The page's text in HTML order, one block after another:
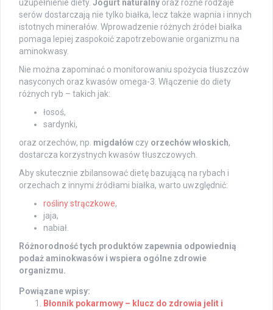
uzupełnienie diety. Jogurt naturalny oraz różne rodzaje
serów dostarczają nie tylko białka, lecz także wapnia i innych
istotnych minerałów. Wprowadzenie różnych źródeł białka
pomaga lepiej zaspokoić zapotrzebowanie organizmu na
aminokwasy.
Nie można zapominać o monitorowaniu spożycia tłuszczów
nasyconych oraz kwasów omega-3. Włączenie do diety
różnych ryb – takich jak:
łosoś,
sardynki,
oraz orzechów, np. migdałów czy orzechów włoskich,
dostarcza korzystnych kwasów tłuszczowych.
Aby skutecznie zbilansować dietę bazującą na rybach i
orzechach z innymi źródłami białka, warto uwzględnić:
rośliny strączkowe,
jaja,
nabiał.
Różnorodność tych produktów zapewnia odpowiednią
podaż aminokwasów i wspiera ogólne zdrowie
organizmu.
Powiązane wpisy:
Błonnik pokarmowy – klucz do zdrowia jelit i